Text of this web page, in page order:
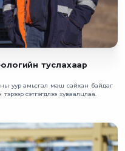
туслахаар
уур амьсгал маш сайхан байдаг
сэтгэгдлээ хуваалцлаа.